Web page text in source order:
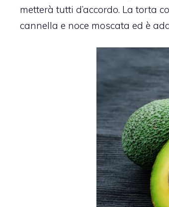
metterà tutti d’accordo. La torta
cannella e noce moscata ed è